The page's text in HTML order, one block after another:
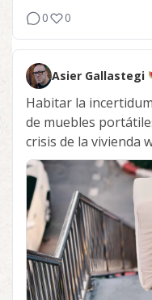
0
0
Asier Gallastegi
Habitar la
de muebles
crisis de la vivienda